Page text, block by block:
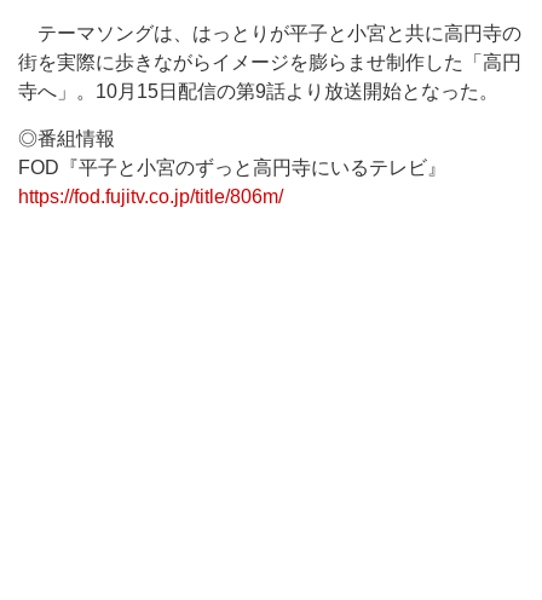
テーマソングは、はっとりが平子と小宮と共に高円寺の
街を実際に歩きながらイメージを膨らませ制作した「高円
寺へ」。10月15日配信の第9話より放送開始となった。
◎番組情報
FOD『平子と小宮のずっと高円寺にいるテレビ』
https://fod.fujitv.co.jp/title/806m/